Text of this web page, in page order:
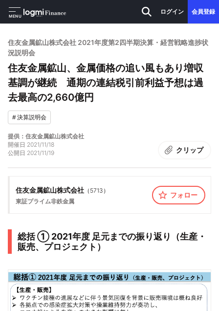
MENU
ログイン 会員登録
住友金属鉱山株式会社 2021年度第2四半期決算・経営戦略進捗状
況説明会
住友金属鉱山、金属価格の追い風もあり増収
基調が継続 通期の連結税引前利益予想は過
去最高の2,660億円
#決算説明会
提供：住友金属鉱山株式会社
開催日 2021/11/18
公開日 2021/11/19 クリップ
住友金属鉱山株式会社 （ 5713 ）
東証プライム非鉄金属
フォロー
総括 ① 2021年度 足元までの振り返り（生産・
販売、プロジェクト）